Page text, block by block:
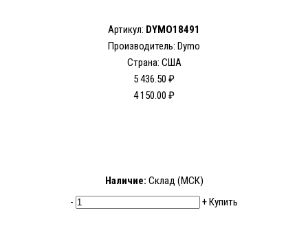
Артикул: DYMO18491
Производитель: Dymo
Страна: США
5 436.50 ₽
4 150.00 ₽
Наличие: Склад (МСК)
-
+Купить